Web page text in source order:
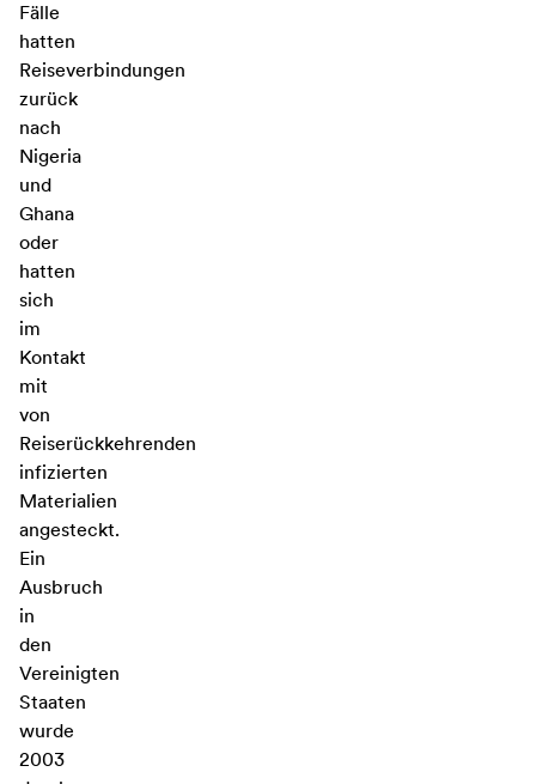
Fälle
hatten
Reiseverbindungen
zurück
nach
Nigeria
und
Ghana
oder
hatten
sich
im
Kontakt
mit
von
Reiserückkehrenden
infizierten
Materialien
angesteckt.
Ein
Ausbruch
in
den
Vereinigten
Staaten
wurde
2003